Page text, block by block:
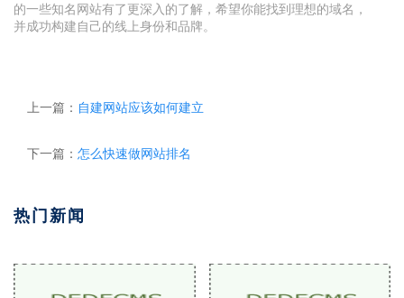
的一些知名网站有了更深入的了解，希望你能找到理想的域名，
并成功构建自己的线上身份和品牌。
上一篇： 自建网站应该如何建立
下一篇： 怎么快速做网站排名
热门新闻